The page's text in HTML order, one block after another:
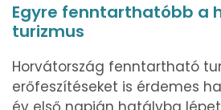
Egyre fenntarthatóbb a
turizmus
Horvátország fenntartható
erőfeszítéseket is érdemes